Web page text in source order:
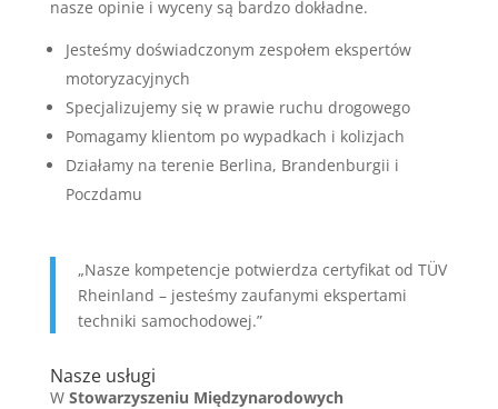
nasze opinie i wyceny są bardzo dokładne.
Jesteśmy doświadczonym zespołem ekspertów
motoryzacyjnych
Specjalizujemy się w prawie ruchu drogowego
Pomagamy klientom po wypadkach i kolizjach
Działamy na terenie Berlina, Brandenburgii i
Poczdamu
„Nasze kompetencje potwierdza certyfikat od TÜV
Rheinland – jesteśmy zaufanymi ekspertami
techniki samochodowej.”
Nasze usługi
W Stowarzyszeniu Międzynarodowych